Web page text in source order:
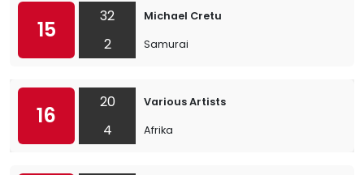
15
32
2
Michael Cretu
Samurai
16
20
4
Various Artists
Afrika